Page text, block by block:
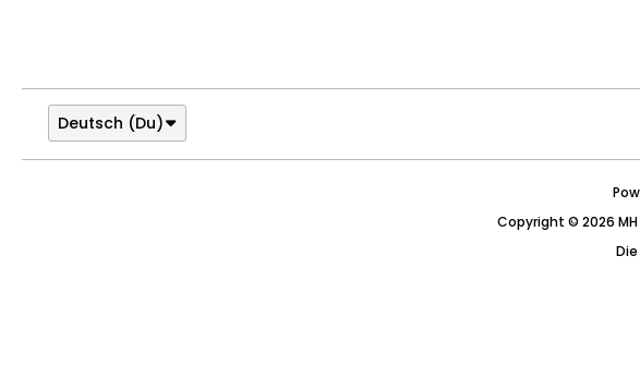
Deutsch (Du)
Copyright © 2026